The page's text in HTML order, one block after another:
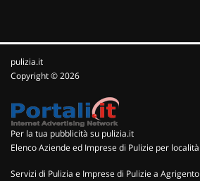
pulizia.it
Copyright © 2026
Per la tua pubblicità su pulizia.it
Elenco Aziende ed Imprese di Pulizie per località
Servizi di Pulizia e Imprese di Pulizie a Agrigento